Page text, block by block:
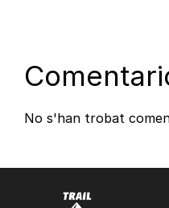
No s'han trobat